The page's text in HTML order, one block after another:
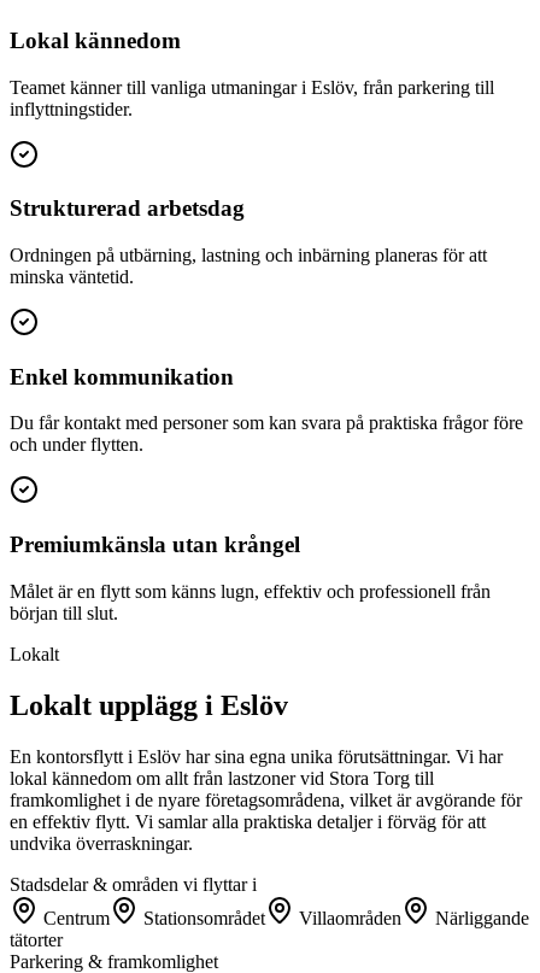
Lokal kännedom
Teamet känner till vanliga utmaningar i Eslöv, från parkering till
inflyttningstider.
Strukturerad arbetsdag
Ordningen på utbärning, lastning och inbärning planeras för att
minska väntetid.
Enkel kommunikation
Du får kontakt med personer som kan svara på praktiska frågor före
och under flytten.
Premiumkänsla utan krångel
Målet är en flytt som känns lugn, effektiv och professionell från
början till slut.
Lokalt
Lokalt upplägg i Eslöv
En kontorsflytt i Eslöv har sina egna unika förutsättningar. Vi har
lokal kännedom om allt från lastzoner vid Stora Torg till
framkomlighet i de nyare företagsområdena, vilket är avgörande för
en effektiv flytt. Vi samlar alla praktiska detaljer i förväg för att
undvika överraskningar.
Stadsdelar & områden vi flyttar i
Centrum
Stationsområdet Villaområden
Närliggande
tätorter
Parkering & framkomlighet